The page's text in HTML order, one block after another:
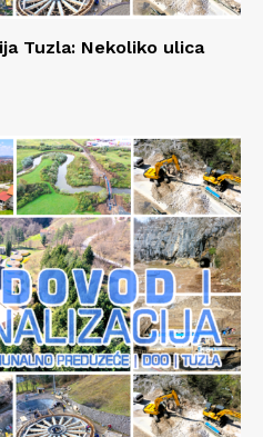
Tuzla: Nekoliko ulica